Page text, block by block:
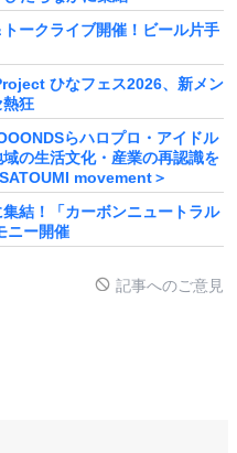
ークライブ開催！ビール片手
ひなフェス2026、新メン
熱狂
らハロプロ・アイドル
の生活文化・産業の再認識を
movement＞
結！「カーボンニュートラル
ニー開催
記事へのご意見